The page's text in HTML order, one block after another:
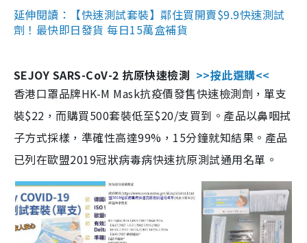
延伸閱讀：【快速測試套裝】鄰住買開賣$9.9快速測試
劑！最快即日發貨 每日15萬盒補貨
SEJOY SARS-CoV-2 抗原快速檢測 >>按此選購<<
香港口罩品牌HK-M Mask抗疫價發售快速檢測劑，單支
裝$22，而購買500套裝低至$20/支買到。產品以鼻咽拭
子方式採樣，準確性高達99%，15分鐘就知結果。產品
已列在歐盟2019冠狀病毒病快速抗原測試通用名單。